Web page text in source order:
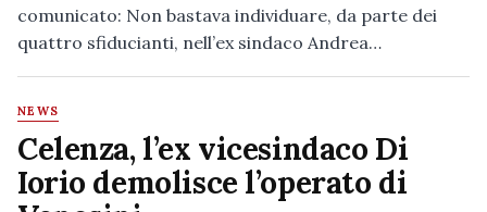
comunicato: Non bastava individuare, da parte dei
quattro sfiducianti, nell’ex sindaco Andrea…
NEWS
Celenza, l’ex vicesindaco Di
Iorio demolisce l’operato di